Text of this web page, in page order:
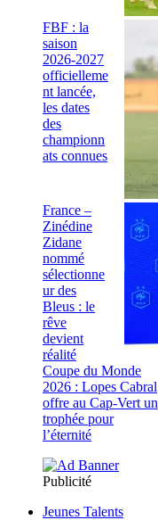
FBF : la
saison
2026-2027
officielleme
nt lancée,
les dates
des
championn
ats connues
France –
Zinédine
Zidane
nommé
sélectionne
ur des
Bleus : le
rêve
devient
réalité
Coupe du Monde
2026 : Lopes Cabral
offre au Cap-Vert un
trophée pour
l’éternité
Publicité
Jeunes Talents